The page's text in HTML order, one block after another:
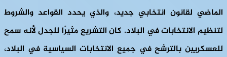
الماضي لقانون انتخابي جديد، والذي يحدد القواعد والشروط
لتنظيم الانتخابات في البلاد. كان التشريع مثيرًا للجدل لأنه سمح
للعسكريين بالترشح في جميع الانتخابات السياسية في البلاد،